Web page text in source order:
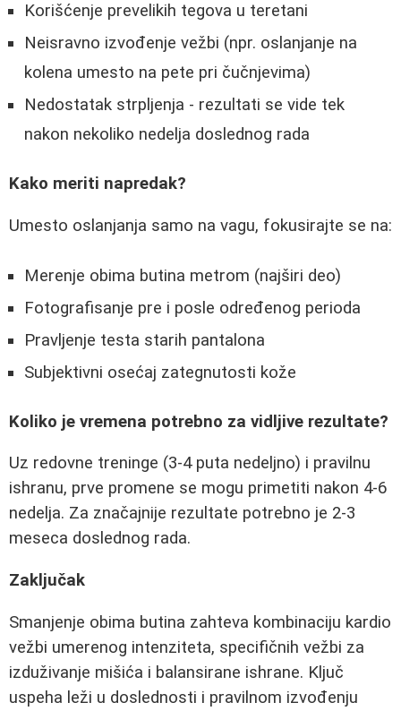
Korišćenje prevelikih tegova u teretani
Neisravno izvođenje vežbi (npr. oslanjanje na
kolena umesto na pete pri čučnjevima)
Nedostatak strpljenja - rezultati se vide tek
nakon nekoliko nedelja doslednog rada
Kako meriti napredak?
Umesto oslanjanja samo na vagu, fokusirajte se na:
Merenje obima butina metrom (najširi deo)
Fotografisanje pre i posle određenog perioda
Pravljenje testa starih pantalona
Subjektivni osećaj zategnutosti kože
Koliko je vremena potrebno za vidljive rezultate?
Uz redovne treninge (3-4 puta nedeljno) i pravilnu
ishranu, prve promene se mogu primetiti nakon 4-6
nedelja. Za značajnije rezultate potrebno je 2-3
meseca doslednog rada.
Zaključak
Smanjenje obima butina zahteva kombinaciju kardio
vežbi umerenog intenziteta, specifičnih vežbi za
izduživanje mišića i balansirane ishrane. Ključ
uspeha leži u doslednosti i pravilnom izvođenju